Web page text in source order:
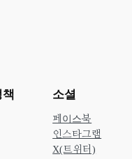
소셜
페이스북
인스타그램
X(트위터)